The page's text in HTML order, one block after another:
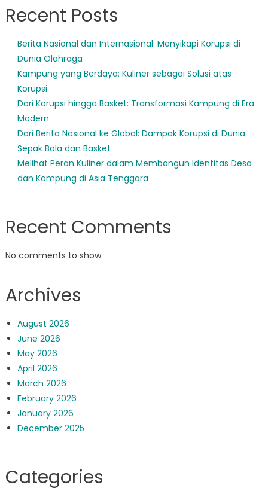
Recent Posts
Berita Nasional dan Internasional: Menyikapi Korupsi di
Dunia Olahraga
Kampung yang Berdaya: Kuliner sebagai Solusi atas
Korupsi
Dari Korupsi hingga Basket: Transformasi Kampung di Era
Modern
Dari Berita Nasional ke Global: Dampak Korupsi di Dunia
Sepak Bola dan Basket
Melihat Peran Kuliner dalam Membangun Identitas Desa
dan Kampung di Asia Tenggara
Recent Comments
No comments to show.
Archives
August 2026
June 2026
May 2026
April 2026
March 2026
February 2026
January 2026
December 2025
Categories